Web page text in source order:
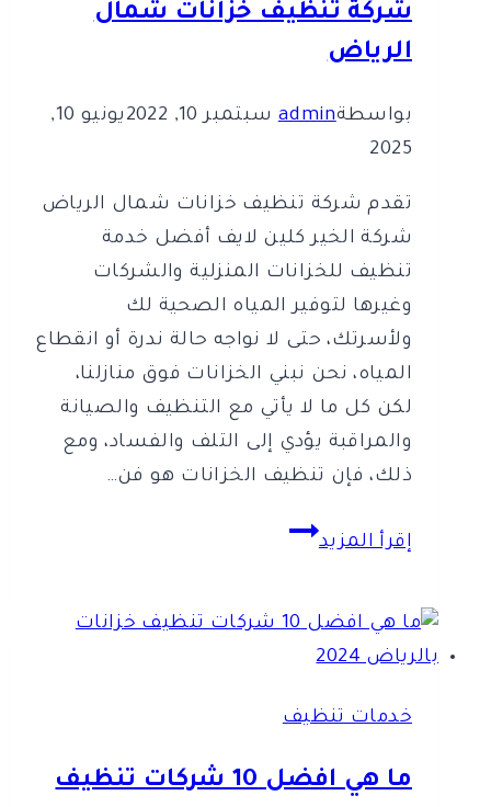
شركة تنظيف خزانات شمال
الرياض
بواسطةadmin سبتمبر 10, 2022
يونيو 10,
2025
تقدم شركة تنظيف خزانات شمال الرياض
شركة الخير كلين لايف أفضل خدمة
تنظيف للخزانات المنزلية والشركات
وغيرها لتوفير المياه الصحية لك
ولأسرتك، حتى لا نواجه حالة ندرة أو انقطاع
المياه، نحن نبني الخزانات فوق منازلنا،
لكن كل ما لا يأتي مع التنظيف والصيانة
والمراقبة يؤدي إلى التلف والفساد، ومع
ذلك، فإن تنظيف الخزانات هو فن…
إقرأ المزيد
شركة
شمال
الرياض
خدمات تنظيف
ما هي افضل 10 شركات تنظيف